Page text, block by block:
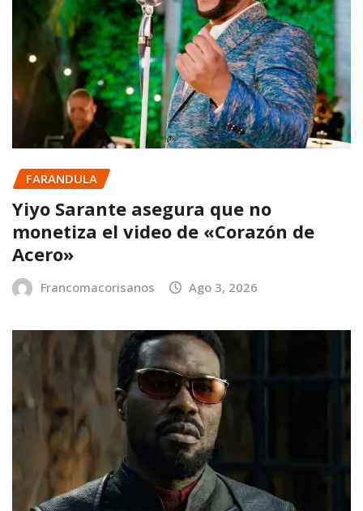
FARANDULA
Yiyo Sarante asegura que no
monetiza el video de «Corazón de
Acero»
Francomacorisanos Ago 3, 2026